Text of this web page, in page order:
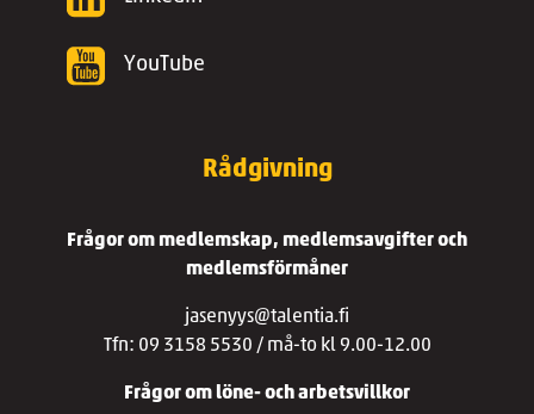
YouTube
Rådgivning
Frågor om medlemskap, medlemsavgifter och
medlemsförmåner
jasenyys@talentia.fi
Tfn: 09 3158 5530 / må-to kl 9.00-12.00
Frågor om löne- och arbetsvillkor